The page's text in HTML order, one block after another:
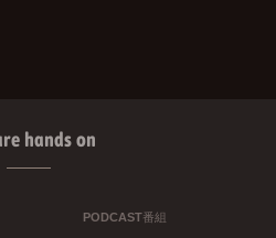
hands on
PODCAST番組